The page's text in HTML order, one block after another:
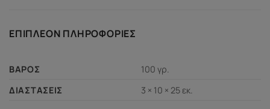
ΕΠΙΠΛΈΟΝ ΠΛΗΡΟΦΟΡΊΕΣ
ΒΆΡΟΣ
100 γρ.
ΔΙΑΣΤΆΣΕΙΣ
3 × 10 × 25 εκ.